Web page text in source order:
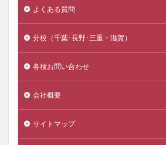
よくある質問
分校（千葉･長野･三重・滋賀）
各種お問い合わせ
会社概要
サイトマップ